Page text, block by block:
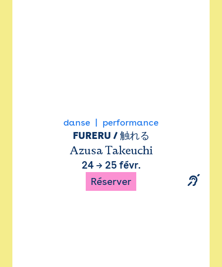
danse performance
FURERU / 触れる
Azusa Takeuchi
24→ 25 févr.
Réserver